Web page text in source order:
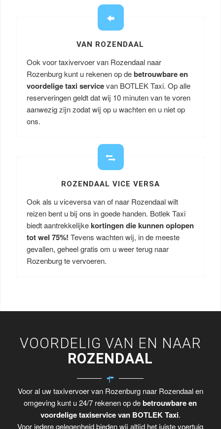
VAN ROZENDAAL
Ook voor taxivervoer van Rozendaal naar
Rozenburg kunt u rekenen op debetrouwbare en
voordelige taxi servicevan BOTLEK Taxi. Op alle
reserveringen geldt dat wij 10 minuten van te voren
aanwezig zijn zodat wij op u wachten en u niet op
ons.
ROZENDAAL VICE VERSA
Ook als u viceversa van of naar Rozendaal wilt
reizen bent u bij ons in goede handen. Botlek Taxi
biedt aantrekkelijkekortingen die kunnen oplopen
tot wel 75%! Tevens wachten wij, in de meeste
gevallen, geheel gratis om u weer terug naar
Rozenburg te vervoeren.
VOORDELIG VAN EN NAAR
ROZENDAAL
Voor al uw taxivervoer van Rozenburg naar Rozendaal en
omgeving kunt u 24/7 rekenen op debetrouwbare en
voordelige taxiservice van BOTLEK Taxi.
Voor iedere gelegenheid bieden wij altijd het juiste voertuig